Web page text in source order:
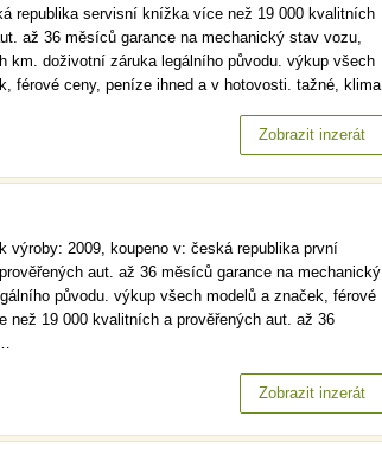
republika servisní knížka více než 19 000 kvalitních
až 36 měsíců garance na mechanický stav vozu,
km. doživotní záruka legálního původu. výkup všech
férové ceny, peníze ihned a v hotovosti. tažné, klima
vozu, kontrola najetých km. doživotní…Zobrazit inzerát
výroby: 2009, koupeno v: česká republika první
aut. až 36 měsíců garance na mechanický
původu. výkup všech modelů a značek, férové
19 000 kvalitních a prověřených aut. až 36
Zobrazit inzerát